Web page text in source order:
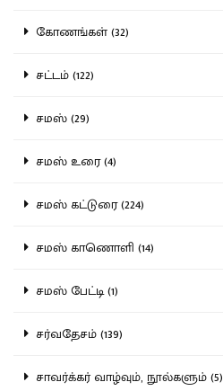
கோணங்கள் (32)
சட்டம் (122)
சமஸ் (29)
சமஸ் உரை (4)
சமஸ் கட்டுரை (224)
சமஸ் காணொளி (14)
சமஸ் பேட்டி (1)
சர்வதேசம் (139)
சாவர்க்கர் வாழ்வும், நூல்களும் (5)